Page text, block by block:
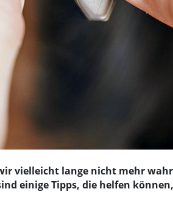
vielleicht lange nicht mehr
einige Tipps, die helfen